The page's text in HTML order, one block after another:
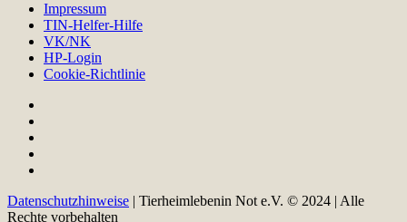
Impressum
TIN-Helfer-Hilfe
VK/NK
HP-Login
Cookie-Richtlinie
Datenschutzhinweise | Tierheimlebenin Not e.V. © 2024 | Alle
Rechte vorbehalten